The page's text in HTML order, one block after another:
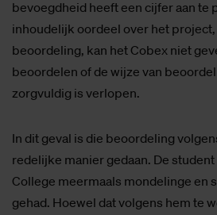
bevoegdheid heeft een cijfer aan te
inhoudelijk oordeel over het project,
beoordeling, kan het Cobex niet
beoordelen of de wijze van
zorgvuldig is verlopen.
In dit geval is die beoordeling
redelijke manier gedaan. De
College meermaals mondelinge en
gehad. Hoewel dat volgens hem te